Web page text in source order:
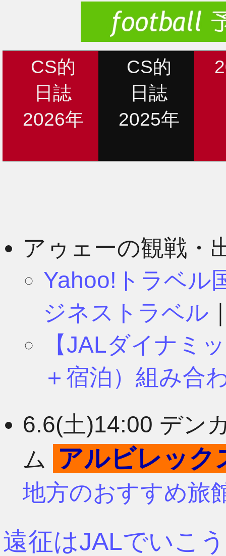
CS的
日誌
2026年
8月
7月
6月
4月
CS的
日誌
2025年
11月
10月
9月
7月
アゥェーの観戦・
Yahoo!トラベル
ジネストラベル
【JALダイナミ
＋宿泊）組み合
6.6(土)14:00 デン
ム
アルビレック
地方のおすすめ旅
遠征はJALでいこう